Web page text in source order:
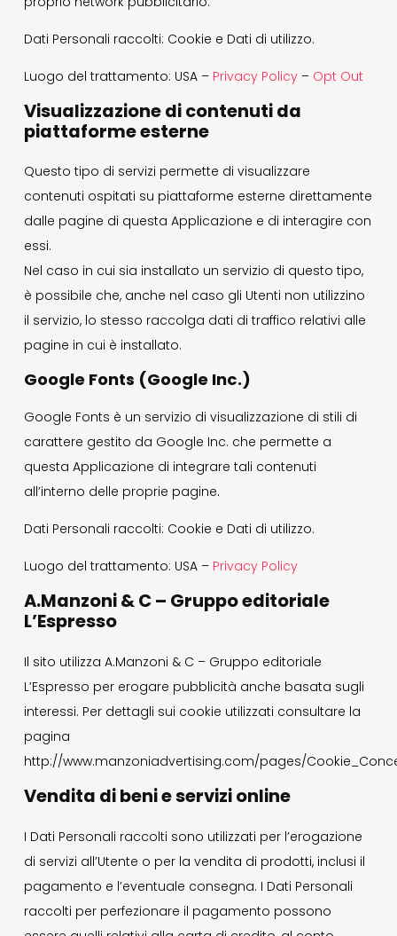
Dati Personali raccolti: Cookie e Dati di utilizzo.
Luogo del trattamento: USA – Privacy Policy – Opt Out
Visualizzazione di contenuti da
piattaforme esterne
Questo tipo di servizi permette di visualizzare
contenuti ospitati su piattaforme esterne direttamente
dalle pagine di questa Applicazione e di interagire con
essi.
Nel caso in cui sia installato un servizio di questo tipo,
è possibile che, anche nel caso gli Utenti non utilizzino
il servizio, lo stesso raccolga dati di traffico relativi alle
pagine in cui è installato.
Google Fonts (Google Inc.)
Google Fonts è un servizio di visualizzazione di stili di
carattere gestito da Google Inc. che permette a
questa Applicazione di integrare tali contenuti
all’interno delle proprie pagine.
Dati Personali raccolti: Cookie e Dati di utilizzo.
Luogo del trattamento: USA – Privacy Policy
A.Manzoni & C – Gruppo editoriale
L’Espresso
Il sito utilizza A.Manzoni & C – Gruppo editoriale
L’Espresso per erogare pubblicità anche basata sugli
interessi. Per dettagli sui cookie utilizzati consultare la
pagina
http://www.manzoniadvertising.com/pages/
Vendita di beni e servizi online
I Dati Personali raccolti sono utilizzati per l’erogazione
di servizi all’Utente o per la vendita di prodotti, inclusi il
pagamento e l’eventuale consegna. I Dati Personali
raccolti per perfezionare il pagamento possono